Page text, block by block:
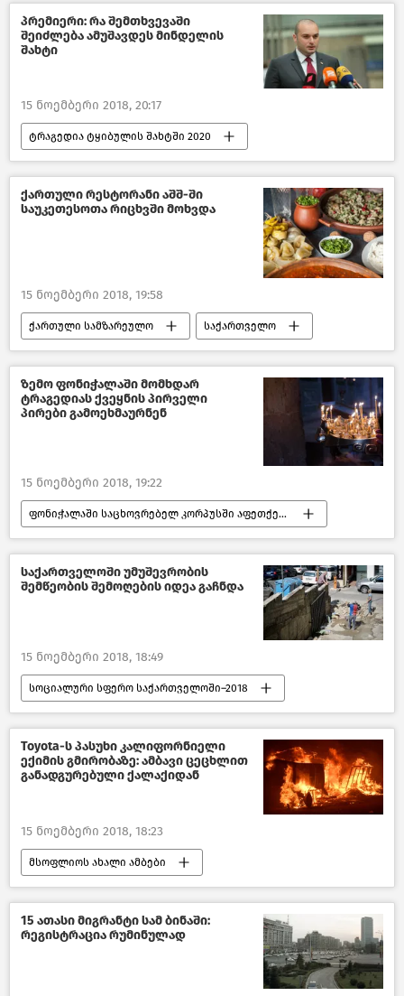
პრემიერი: რა შემთხვევაში
შეიძლება ამუშავდეს მინდელის
შახტი
15 ნოემბერი 2018, 20:17
ტრაგედია ტყიბულის შახტში 2020
ეკონომიკა საქართველო
ქართული რესტორანი აშშ-ში
საუკეთესოთა რიცხვში მოხვდა
15 ნოემბერი 2018, 19:58
ქართული სამზარეულო საქართველო
კულტურა საქართველოში
ზემო ფონიჭალაში მომხდარ
ტრაგედიას ქვეყნის პირველი
პირები გამოეხმაურნენ
15 ნოემბერი 2018, 19:22
ფონიჭალაში საცხოვრებელ კორპუსში აფეთქება მოხდა
შემთხვევები საქართველო
საქართველოში უმუშევრობის
შემწეობის შემოღების იდეა გაჩნდა
15 ნოემბერი 2018, 18:49
სოციალური სფერო საქართველოში–2018
საზოგადოება საქართველო
Toyota-ს პასუხი კალიფორნიელი
ექიმის გმირობაზე: ამბავი ცეცხლით
განადგურებული ქალაქიდან
15 ნოემბერი 2018, 18:23
მსოფლიოს ახალი ამბები
15 ათასი მიგრანტი სამ ბინაში:
რეგისტრაცია რუმინულად